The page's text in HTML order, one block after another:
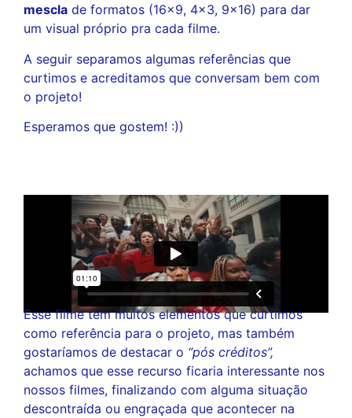
mescla de formatos (16×9, 4×3, 9×16) para dar
um visual próprio pra cada filme.
A seguir separamos algumas referências que
curtimos e acreditamos que conversam bem com
o projeto!
Esperamos que gostem! :))
Esse filme tem muitos elementos que curtimos
como referência para o projeto, mas também
gostaríamos de destacar o “pós créditos”,
achamos que esse recurso ficaria interessante nos
nossos filmes, finalizando com alguma situação
descontraída ou engraçada que acontecer na